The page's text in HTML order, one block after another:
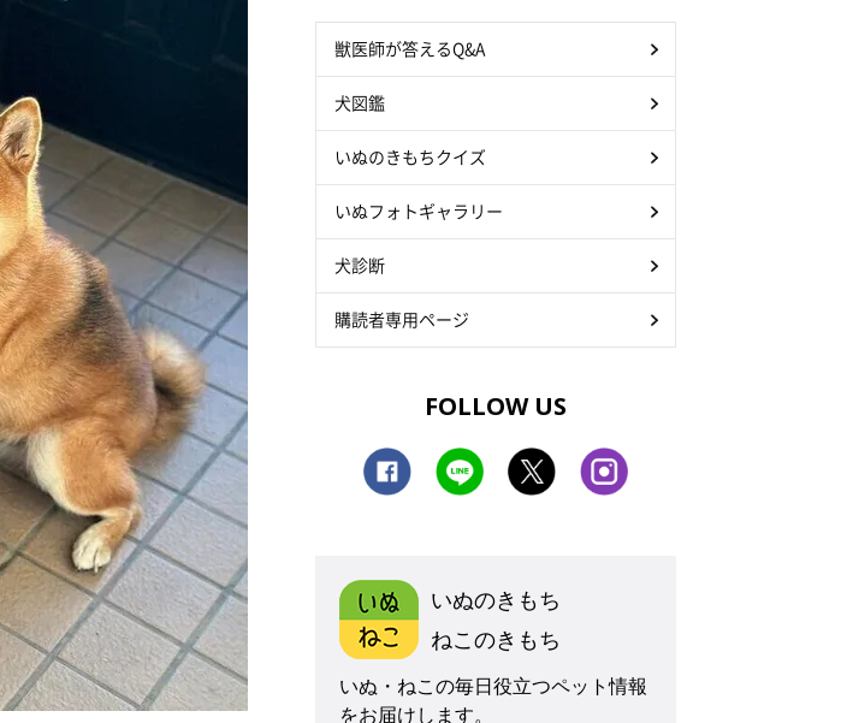
獣医師が答えるQ&A
犬図鑑
いぬのきもちクイズ
いぬフォトギャラリー
犬診断
購読者専用ページ
FOLLOW US
いぬのきもち
ねこのきもち
いぬ・ねこの毎日役立つペット情報
をお届けします。